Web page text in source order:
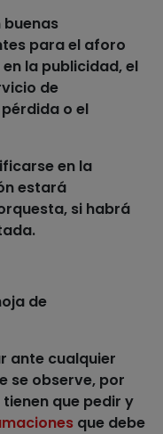
buenas
para el aforo
la publicidad, el
de
o el
en la
estará
si habrá
de
ante cualquier
se observe, por
que pedir y
que debe